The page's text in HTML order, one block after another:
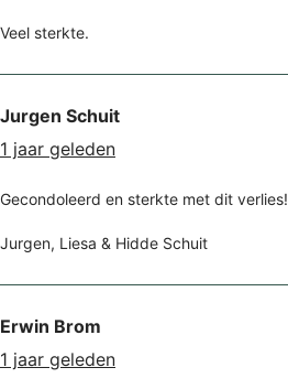
Veel sterkte.
Jurgen Schuit
1 jaar geleden
Gecondoleerd en sterkte met dit verlies!
Jurgen, Liesa & Hidde Schuit
Erwin Brom
1 jaar geleden